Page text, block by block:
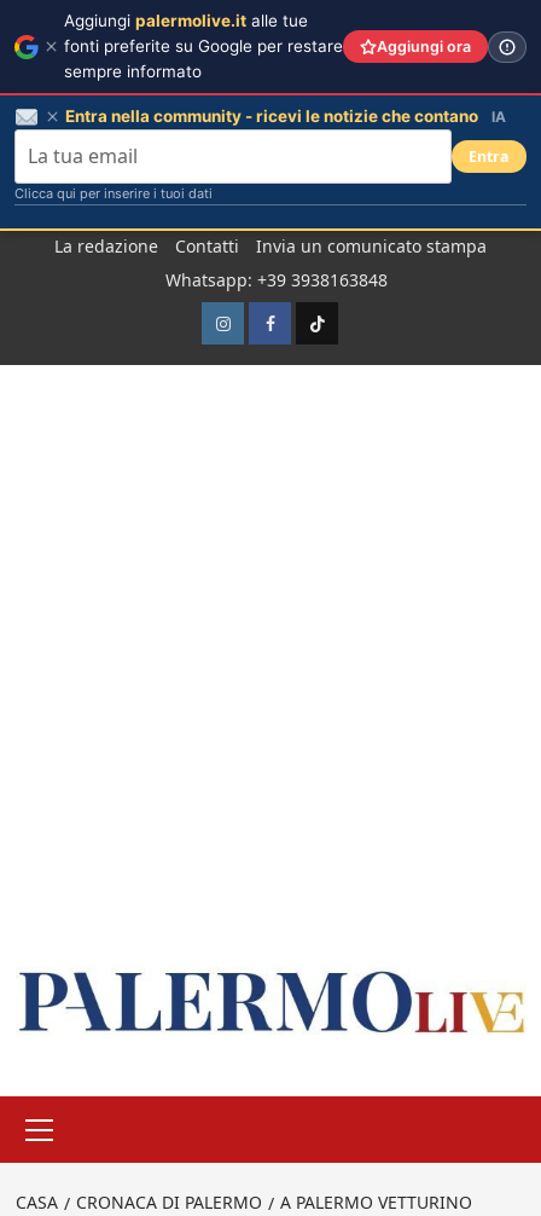
La redazione Contatti
Invia un comunicato stampa
Whatsapp: +39 3938163848
InstagramFacebook
TikTok
principale
CASA CRONACA DI PALERMO
A PALERMO VETTURINO
Aggiungi palermolive.it alle tue
fonti preferite su Google per restare
sempre informato
Aggiungi ora
Entra nella community - ricevi le notizie che contano IA
Entra
Clicca qui per inserire i tuoi dati